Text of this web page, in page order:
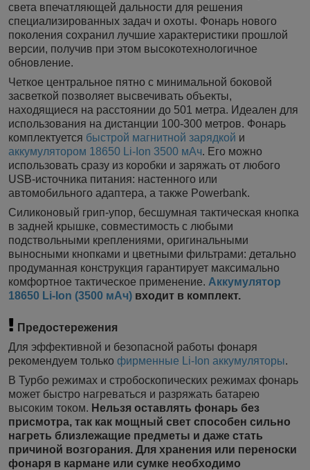
света впечатляющей дальности для решения
специализированных задач и охоты. Фонарь нового
поколения сохранил лучшие характеристики прошлой
версии, получив при этом высокотехнологичное
обновление.
Четкое центральное пятно с минимальной боковой
засветкой позволяет высвечивать объекты,
находящиеся на расстоянии до 501 метра. Идеален для
использования на дистанции 100-300 метров. Фонарь
комплектуется быстрой магнитной зарядкой и
аккумулятором 18650 Li-Ion 3500 мАч. Его можно
использовать сразу из коробки и заряжать от любого
USB-источника питания: настенного или
автомобильного адаптера, а также Powerbank.
Силиконовый грип-упор, бесшумная тактическая кнопка
в задней крышке, совместимость с любыми
подствольными креплениями, оригинальными
выносными кнопками и цветными фильтрами: детально
продуманная конструкция гарантирует максимально
комфортное тактическое применение. Аккумулятор
18650 Li-Ion (3500 мАч) входит в комплект.
Предостережения
Для эффективной и безопасной работы фонаря
рекомендуем только фирменные Li-Ion аккумуляторы.
В Турбо режимах и стробоскопических режимах фонарь
может быстро нагреваться и разряжать батарею
высоким током. Нельзя оставлять фонарь без
присмотра, так как мощный свет способен сильно
нагреть близлежащие предметы и даже стать
причиной возгорания. Для хранения или переноски
фонаря в кармане или сумке необходимо